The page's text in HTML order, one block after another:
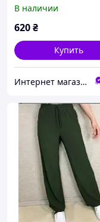
широкие прямые
В наличии
620₴
Купить
Интернет магазин одежды AnnaMay